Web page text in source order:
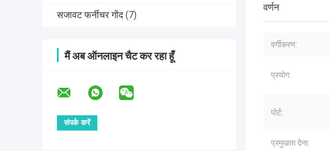
सजावट फर्नीचर गोंद (7)
मैं अब ऑनलाइन चैट कर रहा हूँ
वर्णन
वर्गीकरण:
प्रयोग:
पोर्ट:
प्रमुखता देना: